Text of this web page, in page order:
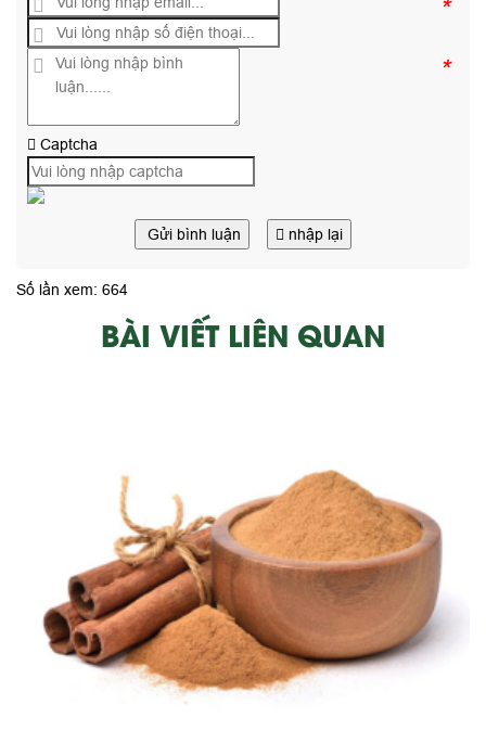
*
*
Captcha
Gửi bình luận nhập lại
Số lần xem: 664
BÀI VIẾT LIÊN QUAN